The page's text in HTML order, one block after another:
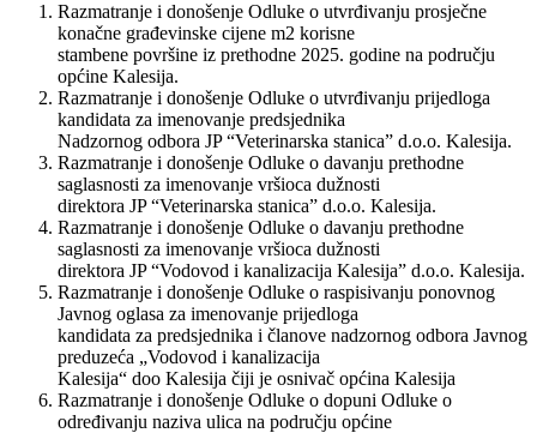
Razmatranje i donošenje Odluke o utvrđivanju prosječne
konačne građevinske cijene m2 korisne
stambene površine iz prethodne 2025. godine na području
općine Kalesija.
Razmatranje i donošenje Odluke o utvrđivanju prijedloga
kandidata za imenovanje predsjednika
Nadzornog odbora JP “Veterinarska stanica” d.o.o. Kalesija.
Razmatranje i donošenje Odluke o davanju prethodne
saglasnosti za imenovanje vršioca dužnosti
direktora JP “Veterinarska stanica” d.o.o. Kalesija.
Razmatranje i donošenje Odluke o davanju prethodne
saglasnosti za imenovanje vršioca dužnosti
direktora JP “Vodovod i kanalizacija Kalesija” d.o.o. Kalesija.
Razmatranje i donošenje Odluke o raspisivanju ponovnog
Javnog oglasa za imenovanje prijedloga
kandidata za predsjednika i članove nadzornog odbora Javnog
preduzeća „Vodovod i kanalizacija
Kalesija“ doo Kalesija čiji je osnivač općina Kalesija
Razmatranje i donošenje Odluke o dopuni Odluke o
određivanju naziva ulica na području općine